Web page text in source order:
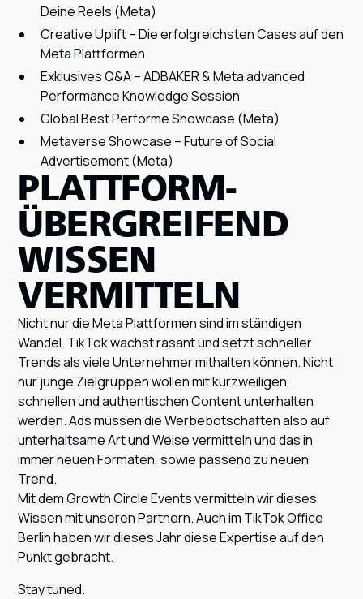
Deine Reels (Meta)
Creative Uplift – Die erfolgreichsten Cases auf den
Meta Plattformen
Exklusives Q&A – ADBAKER & Meta advanced
Performance Knowledge Session
Global Best Performe Showcase (Meta)
Metaverse Showcase – Future of Social
Advertisement (Meta)
PLATTFORM­
ÜBERGREIFEND
WISSEN
VERMITTELN
Nicht nur die Meta Plattformen sind im ständigen
Wandel. TikTok wächst rasant und setzt schneller
Trends als viele Unternehmer mithalten können. Nicht
nur junge Zielgruppen wollen mit kurzweiligen,
schnellen und authentischen Content unterhalten
werden. Ads müssen die Werbebotschaften also auf
unterhaltsame Art und Weise vermitteln und das in
immer neuen Formaten, sowie passend zu neuen
Trend.
Mit dem Growth Circle Events vermitteln wir dieses
Wissen mit unseren Partnern. Auch im TikTok Office
Berlin haben wir dieses Jahr diese Expertise auf den
Punkt gebracht.
Stay tuned.